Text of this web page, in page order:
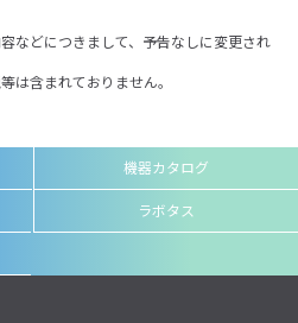
などにつきまして、予告なしに変更され
は含まれておりません。
機器カタログ
ラボタス